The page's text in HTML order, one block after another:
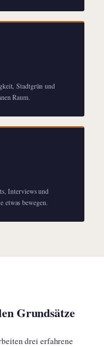
Stadtgrün und
Raum.
Interviews und
etwas bewegen.
Grundsätze
drei erfahrene